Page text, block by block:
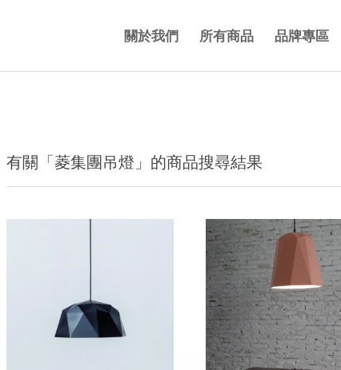
關於我們 所有商品 品牌專區
有關「菱集團吊燈」的商品搜尋結果